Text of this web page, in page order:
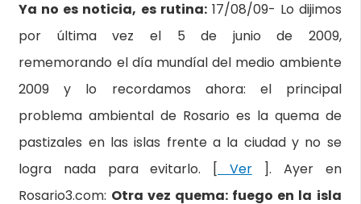
Ya no es noticia, es rutina:17/08/09- Lo dijimos
por última vez el 5 de junio de 2009,
rememorando el día mundíal del medio ambiente
2009 y lo recordamos ahora: el principal
problema ambiental de Rosario es la quema de
pastizales en las islas frente a la ciudad y no se
logra nada para evitarlo. [ Ver]. Ayer en
Rosario3.com: Otra vez quema: fuego en la isla